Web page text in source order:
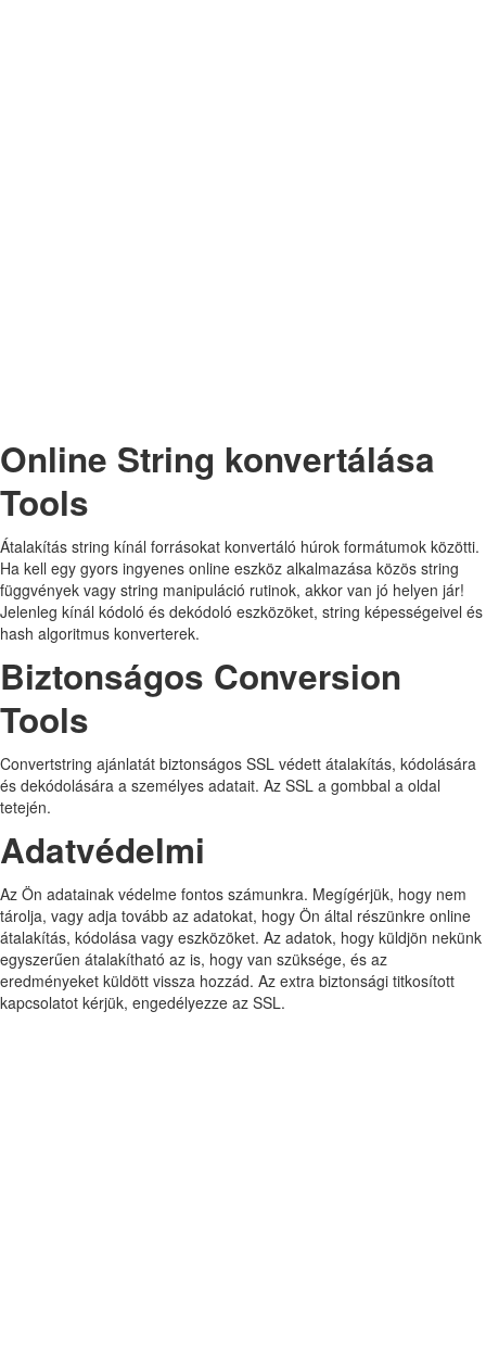
Online String konvertálása
Tools
Átalakítás string kínál forrásokat konvertáló húrok formátumok közötti.
Ha kell egy gyors ingyenes online eszköz alkalmazása közös string
függvények vagy string manipuláció rutinok, akkor van jó helyen jár!
Jelenleg kínál kódoló és dekódoló eszközöket, string képességeivel és
hash algoritmus konverterek.
Biztonságos Conversion
Tools
Convertstring ajánlatát biztonságos SSL védett átalakítás, kódolására
és dekódolására a személyes adatait. Az SSL a gombbal a oldal
tetején.
Adatvédelmi
Az Ön adatainak védelme fontos számunkra. Megígérjük, hogy nem
tárolja, vagy adja tovább az adatokat, hogy Ön által részünkre online
átalakítás, kódolása vagy eszközöket. Az adatok, hogy küldjön nekünk
egyszerűen átalakítható az is, hogy van szüksége, és az
eredményeket küldött vissza hozzád. Az extra biztonsági titkosított
kapcsolatot kérjük, engedélyezze az SSL.